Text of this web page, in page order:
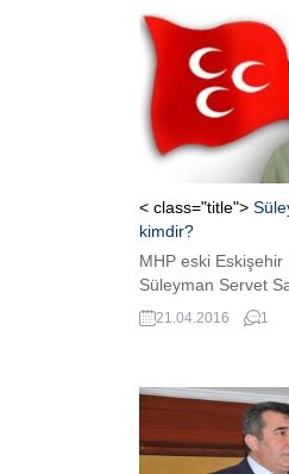
< class="title">
kimdir?
MHP eski Eskişehir
Süleyman Servet
21.04.2016 1